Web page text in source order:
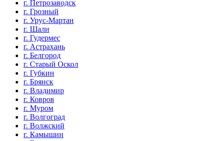
г. Петрозаводск
г. Грозный
г. Урус-Мартан
г. Шали
г. Гудермес
г. Астрахань
г. Белгород
г. Старый Оскол
г. Губкин
г. Брянск
г. Владимир
г. Ковров
г. Муром
г. Волгоград
г. Волжский
г. Камышин